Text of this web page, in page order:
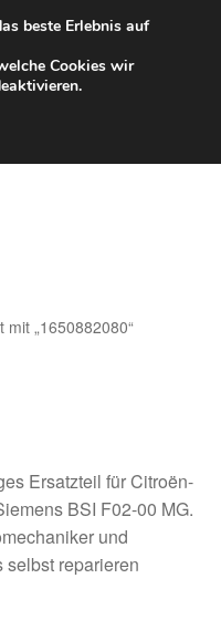
6 EUR
7465658
„1650882080“
Ersatzteil für Citroën-
BSI F02-00 MG.
und
selbst reparieren
beste Erlebnis auf
Cookies wir